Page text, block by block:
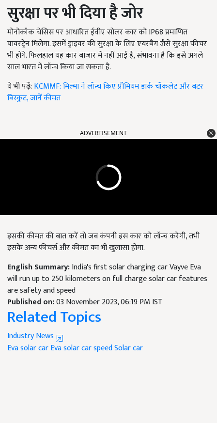
सुरक्षा पर भी दिया है जोर
मोनोकॉक चेसिस पर आधारित ईवीए सोलर कार को IP68 प्रमाणित
पावरट्रेन मिलेगा. इसमें ड्राइवर की सुरक्षा के लिए एयरबैग जैसे सुरक्षा फीचर
भी होंगे. फिलहाल यह कार बाजार में नहीं आई है, संभावना है कि इसे अगले
साल भारत में लॉन्च किया जा सकता है.
ये भी पढ़ें: KCMMF: मिल्मा ने लॉन्च किए प्रीमियम डार्क चॉकलेट और बटर
बिस्कुट, जानें कीमत
ADVERTISEMENT
इसकी कीमत की बात करें तो जब कंपनी इस कार को लॉन्च करेगी, तभी
इसके अन्य फीचर्स और कीमत का भी खुलासा होगा.
English Summary:India's first solar charging car Vayve Eva
will run up to 250 kilometers on full charge solar car features
are safety and speed
Published on:03 November 2023, 06:19 PM IST
Related Topics
Industry News
Eva solar carEva solar car speedSolar car